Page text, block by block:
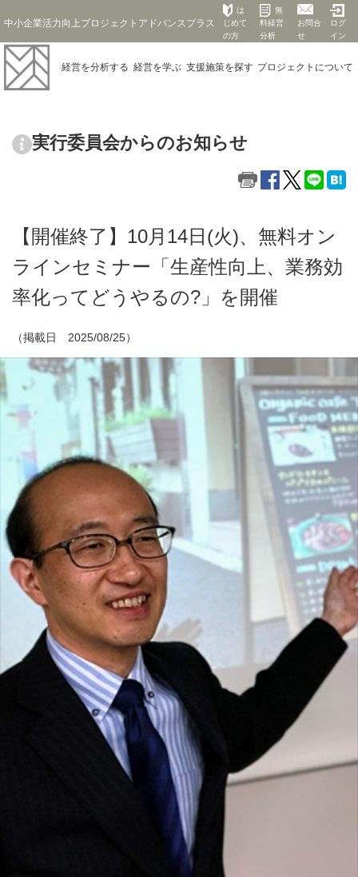
中小企業活力向上プロジェクトアドバンスプラス
は
じめて
の方
無
料経営
分析
お問合
せ
ログ
イン
経営を分析する 経営を学ぶ 支援施策を探す プロジェクト について
実行委員会からのお知らせ
【開催終了】10月14日(火)、無料オン
ラインセミナー「生産性向上、業務効
率化ってどうやるの?」を開催
（掲載日 2025/08/25）